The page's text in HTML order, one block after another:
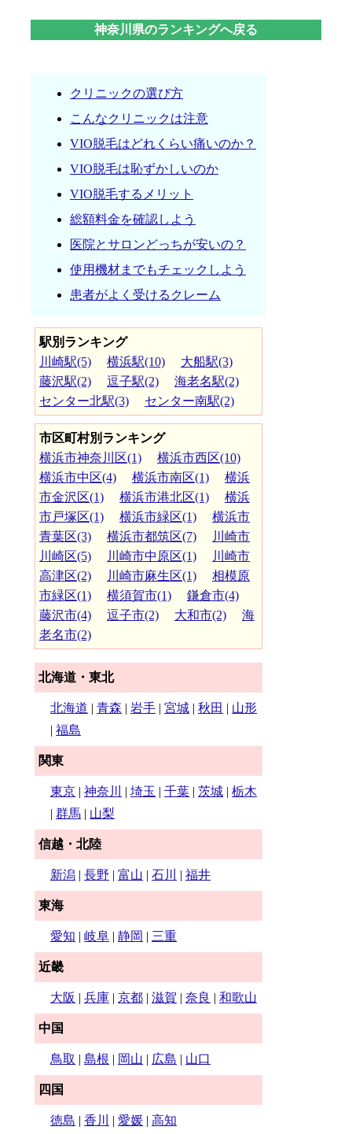
神奈川県のランキングへ戻る
クリニックの選び方
こんなクリニックは注意
VIO脱毛はどれくらい痛いのか？
VIO脱毛は恥ずかしいのか
VIO脱毛するメリット
総額料金を確認しよう
医院とサロンどっちが安いの？
使用機材までもチェックしよう
患者がよく受けるクレーム
駅別ランキング
川崎駅(5)
横浜駅(10)
大船駅(3)
藤沢駅(2)
逗子駅(2)
海老名駅(2)
センター北駅(3)
センター南駅(2)
市区町村別ランキング
横浜市神奈川区(1)
横浜市西区(10)
横浜市中区(4)
横浜市南区(1)
横浜
市金沢区(1)
横浜市港北区(1)
横浜
市戸塚区(1)
横浜市緑区(1)
横浜市
青葉区(3)
横浜市都筑区(7)
川崎市
川崎区(5)
川崎市中原区(1)
川崎市
高津区(2)
川崎市麻生区(1)
相模原
市緑区(1)
横須賀市(1)
鎌倉市(4)
藤沢市(4)
逗子市(2) 大和市(2)
海
老名市(2)
北海道・東北
北海道 | 青森 | 岩手 | 宮城 | 秋田 | 山形
| 福島
関東
東京 | 神奈川 | 埼玉 | 千葉 | 茨城 | 栃木
| 群馬 | 山梨
信越・北陸
新潟 | 長野 | 富山 | 石川 | 福井
東海
愛知 | 岐阜 | 静岡 | 三重
近畿
大阪 | 兵庫 | 京都 | 滋賀 | 奈良 | 和歌山
中国
鳥取 | 島根 | 岡山 | 広島 | 山口
四国
徳島 | 香川 | 愛媛 | 高知